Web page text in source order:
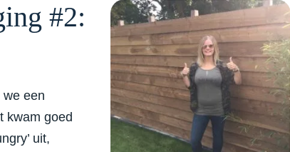
#2:
een
kwam goed
uit,